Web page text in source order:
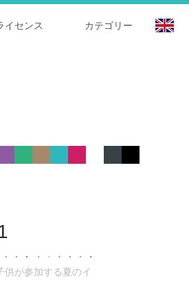
カテゴリー
イセンス
供が参加する夏のイ